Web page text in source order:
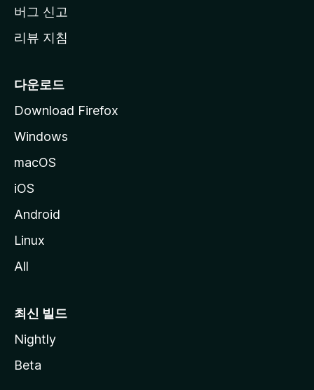
버그 신고
리뷰 지침
다운로드
Download Firefox
Windows
macOS
iOS
Android
Linux
All
최신 빌드
Nightly
Beta